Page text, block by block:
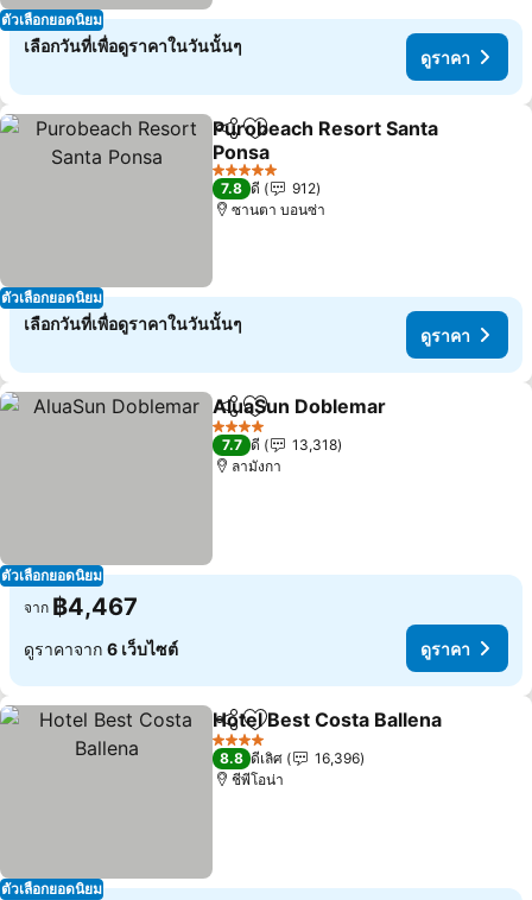
ตัวเลือกยอดนิยม
เลือกวันที่เพื่อดูราคาในวันนั้นๆ
ดูราคา
ตัวเลือกยอดนิยม
แชร์ เพิ่มในรายการโปรด
Purobeach Resort Santa
Ponsa
5 ดาว
7.8 ดี
912
ซานตา บอนซ่า
เลือกวันที่เพื่อดูราคาในวันนั้นๆ
ดูราคา
ตัวเลือกยอดนิยม
แชร์ เพิ่มในรายการโปรด
AluaSun Doblemar
4 ดาว
7.7 ดี
13,318
ลามังกา
จาก ฿4,467
ดูราคาจาก 6 เว็บไซต์ ดูราคา
ตัวเลือกยอดนิยม
แชร์ เพิ่มในรายการโปรด
Hotel Best Costa Ballena
4 ดาว
8.8 ดีเลิศ
16,396
ชีพีโอน่า